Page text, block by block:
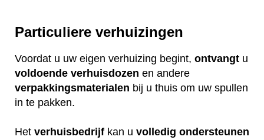
Particuliere verhuizingen
Voordat u uw eigen verhuizing begint, ontvangt u
voldoende verhuisdozen en andere
verpakkingsmaterialen bij u thuis om uw spullen
in te pakken.
Het verhuisbedrijf kan u volledig ondersteunen